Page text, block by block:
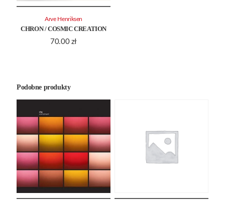
CHRON / COSMIC CREATION
70.00 zł
Arve Henriksen
Podobne produkty